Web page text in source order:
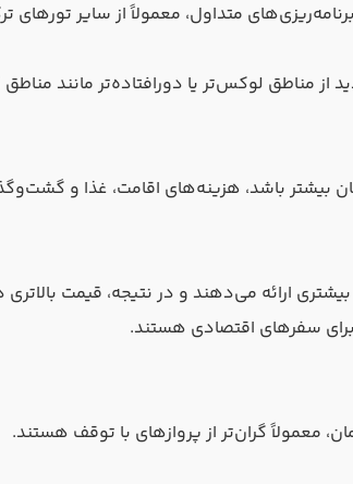
متداول، معمولاً از سایر تورهای
از مناطق لوکس‌تر یا دورافتاده‌تر مانند
بیشتر باشد، هزینه‌های اقامت، غذا و
معمولاً گران‌تر از پروازهای با توقف هستند.